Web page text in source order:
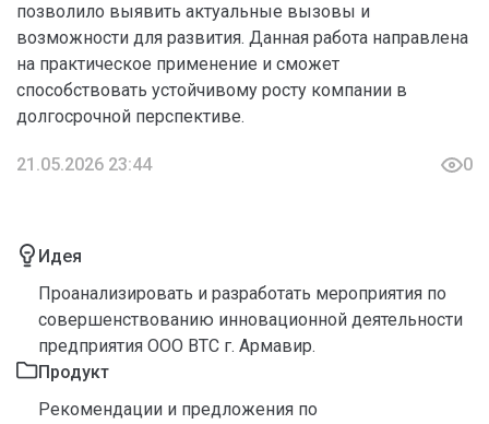
позволило выявить актуальные вызовы и
возможности для развития. Данная работа направлена
на практическое применение и сможет
способствовать устойчивому росту компании в
долгосрочной перспективе.
21.05.2026 23:44 0
Идея
Проанализировать и разработать мероприятия по
совершенствованию инновационной деятельности
предприятия ООО ВТС г. Армавир.
Продукт
Рекомендации и предложения по